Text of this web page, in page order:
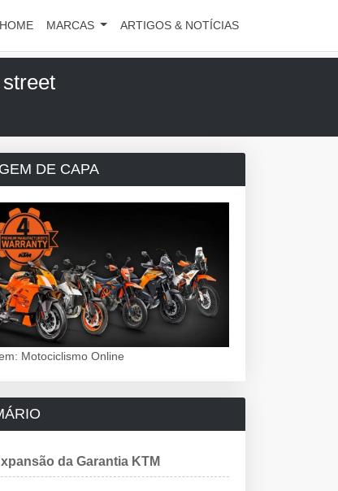
HOME MARCAS ARTIGOS & NOTÍCIAS
DE CAPA
Motociclismo Online
da Garantia KTM